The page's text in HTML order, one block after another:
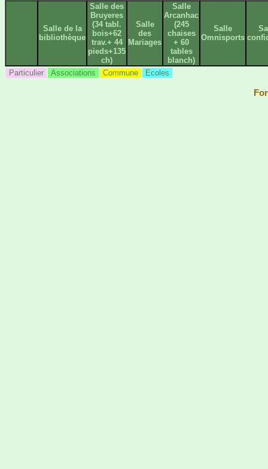
Salle de la
bibliothèque
Salle des
Bruyeres
(34 tabl.
bois+62
trav.+ 44
pieds+135
ch)
Salle
des
Mariages
Salle
Arcanhac
(245
chaises
+ 60
tables
blanch)
Salle
Omnisports
Particulier Associations Commune Ecoles